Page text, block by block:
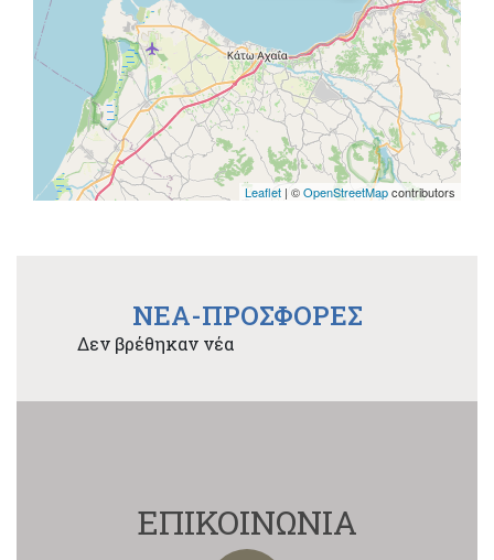
Leaflet | ©OpenStreetMapcontributors
NEA-ΠΡΟΣΦΟΡΕΣ
Δεν βρέθηκαν νέα
ΕΠΙΚΟΙΝΩΝΙΑ